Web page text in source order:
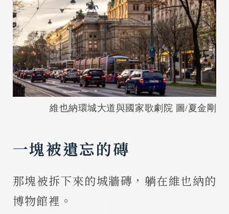
維也納環城大道與國家歌劇院 圖/夏金剛
一塊被遺忘的磚
那塊被拆下來的城牆磚，躺在維也納的
博物館裡。